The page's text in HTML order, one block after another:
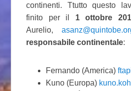
continenti. Ttutto questo
finito per il 1 ottobre
Aurelio,
responsabile continentale:
Fernando (America)
Kuno (Europa)